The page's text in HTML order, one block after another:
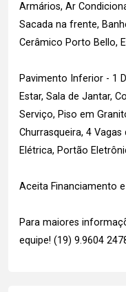
Armários, Ar
Sacada na frente,
Cerâmico Porto Bello,
Pavimento Inferior - 1
Estar, Sala de Jantar,
Serviço, Piso em
Churrasqueira, 4
Elétrica, Portão
Aceita Financiamento
Para maiores
equipe! (19) 9.9604